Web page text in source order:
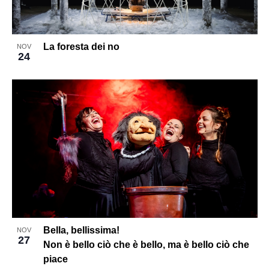
NOV
24
La foresta dei no
NOV
27
Bella, bellissima!
Non è bello ciò che è bello, ma è bello ciò che
piace